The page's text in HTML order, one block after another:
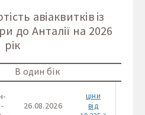
авіаквитків із
до Анталії на 2026
рік
В один бік
26.08.2026
ціни
від